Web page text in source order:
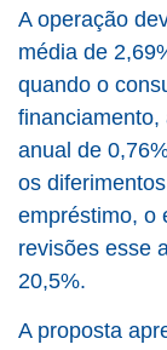
A operação
média de
quando o
financiamento,
anual de
os
empréstimo, o
revisões esse
20,5%.
A proposta